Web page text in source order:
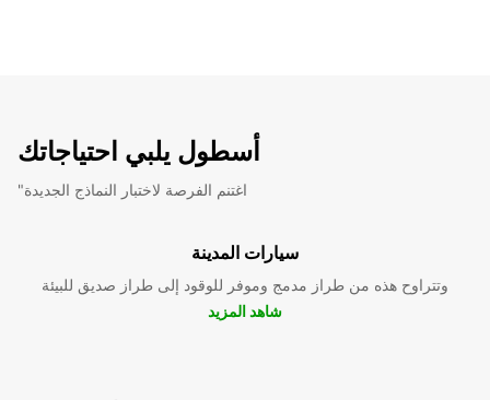
أسطول يلبي احتياجاتك
"اغتنم الفرصة لاختبار النماذج الجديدة
سيارات المدينة
وتتراوح هذه من طراز مدمج وموفر للوقود إلى طراز صديق للبيئة
شاهد المزيد